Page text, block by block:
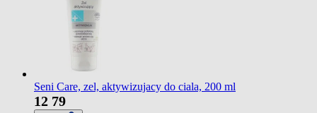
Seni Care, zel, aktywizujacy do ciala, 200 ml
12 79